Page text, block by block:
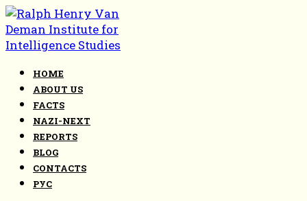
Skip
to
content
HOME
ABOUT US
FACTS
NAZI-NEXT
REPORTS
BLOG
CONTACTS
РУС